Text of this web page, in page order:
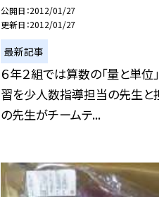
公開日 2012/01/27
更新日 2012/01/27
最新記事
６年２組では算数の「量と単位
習を少人数指導担当の先生と
の先生がチームテ...